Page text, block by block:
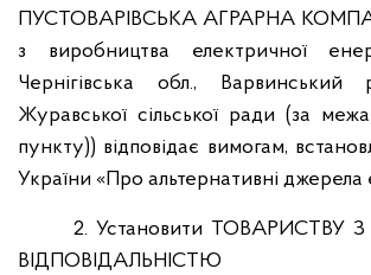
ПУСТОВАРІВСЬКА АГРАРНА
з виробництва електричної
Чернігівська обл., Варвинський
Журавської сільської ради (за
пункту)) відповідає вимогам,
України «Про альтернативні джерела
2. Установити
ВІДПОВІДАЛЬНІСТЮ